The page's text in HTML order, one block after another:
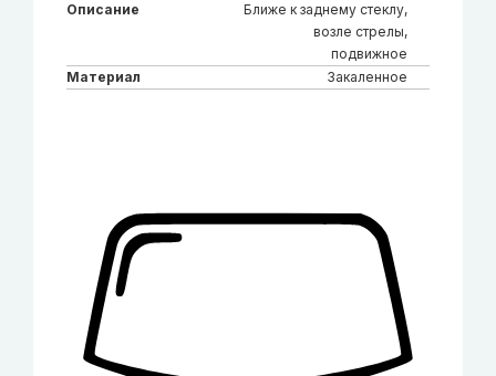
Описание
Ближе к заднему стеклу,
возле стрелы,
подвижное
Материал
Закаленное